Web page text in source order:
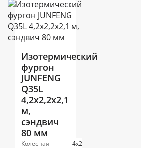
Изотермический
фургон
JUNFENG
Q35L
4,2х2,2х2,1
м,
сэндвич
80 мм
Колесная
4х2